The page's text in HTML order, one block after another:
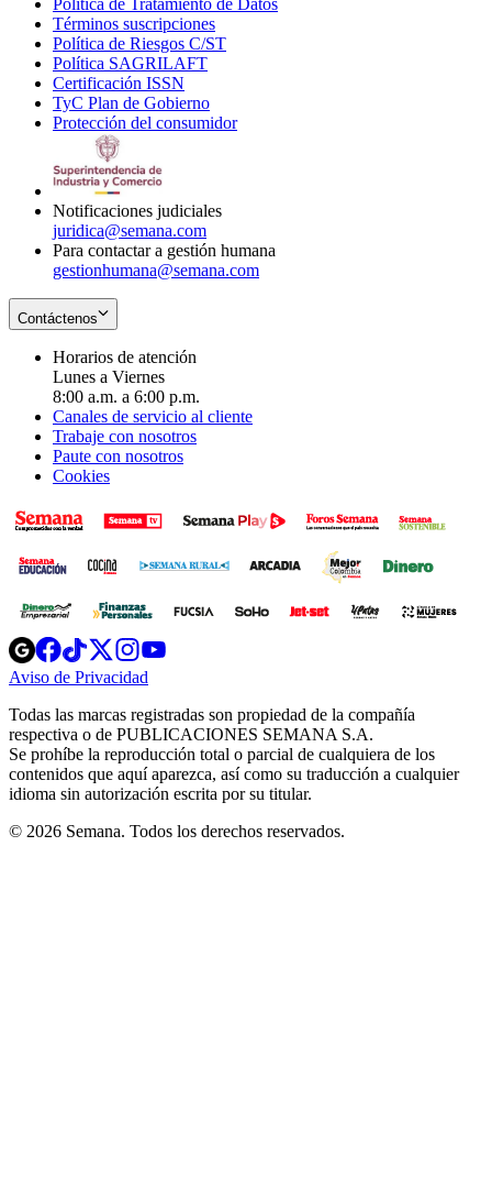
in
new
window
Política de Tratamiento de Datos
Términos suscripciones
in
Política de Riesgos C/ST
Política SAGRILAFT
new
window
Certificación ISSN
in
new
TyC Plan de Gobierno
in
Protección del consumidorOpens
Notificaciones judiciales
juridica@semana.com
Para contactar a gestión humana
gestionhumana@semana.com
Contáctenos
Horarios de atención
Lunes a Viernes
8:00 a.m. a 6:00 p.m.
Canales de servicio al cliente
Trabaje con nosotros
Paute con nosotros
Cookies
Opens
in
new
Opens
in
new
Opens
in
new
window
Opens
new
windowwindow
Aviso de Privacidad
new
window
Todas las marcas registradas son propiedad de la compañía
respectiva o de PUBLICACIONES SEMANA S.A.
Se prohíbe la reproducción total o parcial de cualquiera de los
contenidos que aquí aparezca, así como su traducción a cualquier
idioma sin autorización escrita por su titular.
© 2026 Semana. Todos los derechos reservados.